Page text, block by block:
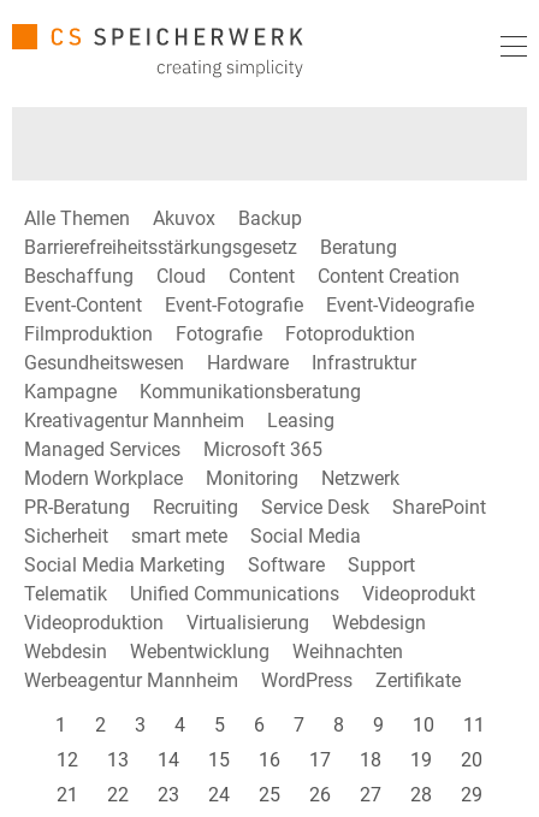
Alle Themen Akuvox
Backup
Barrierefreiheitsstärkungsgesetz
Beratung
Beschaffung
Cloud Content
Content Creation
Event-Content
Event-Fotografie
Event-Videografie
Filmproduktion
Fotografie
Fotoproduktion
Gesundheitswesen
Hardware
Infrastruktur
Kampagne
Kommunikationsberatung
Kreativagentur Mannheim
Leasing
Managed Services
Microsoft 365
Modern Workplace
Monitoring
Netzwerk
PR-Beratung
Recruiting Service Desk
SharePoint
Sicherheit
smart mete
Social Media
Social Media Marketing
Software
Support
Telematik
Unified Communications
Videoprodukt
Videoproduktion
Virtualisierung
Webdesign
Webdesin
Webentwicklung
Weihnachten
Werbeagentur Mannheim
WordPress
Zertifikate
1
2 3 4 5 6 7 8 9 10
11
12
13 14 15 16 17 18 19
20
21
22 23 24 25 26 27 28
29